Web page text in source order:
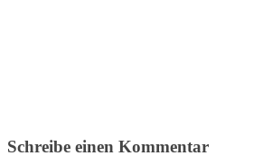
Schreibe einen Kommentar